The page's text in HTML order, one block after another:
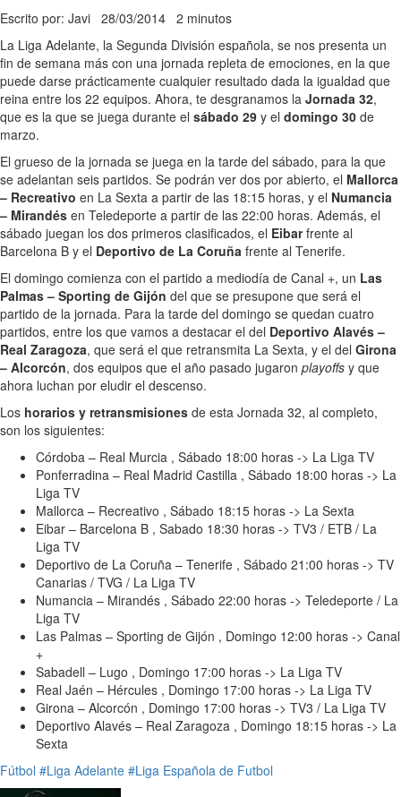
Escrito por: Javi 28/03/2014 2 minutos
La Liga Adelante, la Segunda División española, se nos presenta un
fin de semana más con una jornada repleta de emociones, en la que
puede darse prácticamente cualquier resultado dada la igualdad que
reina entre los 22 equipos. Ahora, te desgranamos la Jornada 32,
que es la que se juega durante el sábado 29 y el domingo 30 de
marzo.
El grueso de la jornada se juega en la tarde del sábado, para la que
se adelantan seis partidos. Se podrán ver dos por abierto, el Mallorca
– Recreativo en La Sexta a partir de las 18:15 horas, y el Numancia
– Mirandés en Teledeporte a partir de las 22:00 horas. Además, el
sábado juegan los dos primeros clasificados, el Eibarfrente al
Barcelona B y el Deportivo de La Coruña frente al Tenerife.
El domingo comienza con el partido a mediodía de Canal +, un Las
Palmas – Sporting de Gijón del que se presupone que será el
partido de la jornada. Para la tarde del domingo se quedan cuatro
partidos, entre los que vamos a destacar el del Deportivo Alavés –
Real Zaragoza, que será el que retransmita La Sexta, y el del Girona
– Alcorcón, dos equipos que el año pasado jugaron playoffs y que
ahora luchan por eludir el descenso.
Los horarios y retransmisiones de esta Jornada 32, al completo,
son los siguientes:
Córdoba – Real Murcia , Sábado 18:00 horas -> La Liga TV
Ponferradina – Real Madrid Castilla , Sábado 18:00 horas -> La
Liga TV
Mallorca – Recreativo , Sábado 18:15 horas -> La Sexta
Eibar – Barcelona B , Sabado 18:30 horas -> TV3 / ETB / La
Liga TV
Deportivo de La Coruña – Tenerife , Sábado 21:00 horas -> TV
Canarias / TVG / La Liga TV
Numancia – Mirandés , Sábado 22:00 horas -> Teledeporte / La
Liga TV
Las Palmas – Sporting de Gijón , Domingo 12:00 horas -> Canal
+
Sabadell – Lugo , Domingo 17:00 horas -> La Liga TV
Real Jaén – Hércules , Domingo 17:00 horas -> La Liga TV
Girona – Alcorcón , Domingo 17:00 horas -> TV3 / La Liga TV
Deportivo Alavés – Real Zaragoza , Domingo 18:15 horas -> La
Sexta
Fútbol #Liga Adelante #Liga Española de Futbol